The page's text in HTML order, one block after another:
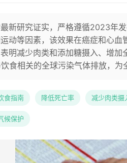
新研究证实，严格遵循2023年
动等因素，该效果在癌症和心
明减少肉类和添加糖摄入、增
食相关的全球污染气体排放，为
食指南 降低死亡率 减少肉类摄
候保护